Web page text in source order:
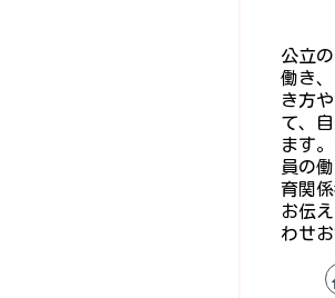
公立
働き
き方
て、
ます
員の
育関
お伝
わせ